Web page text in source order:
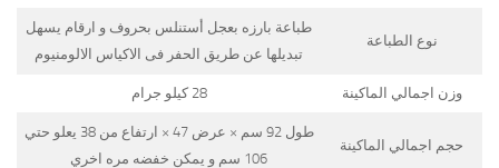
نوع الطباعة
طباعة بارزه بعجل أستنلس بحروف و ارقام يسهل
تبديلها عن طريق الحفر فى الاكياس الالومنيوم
وزن اجمالي الماكينة 28 كيلو جرام
حجم اجمالي الماكينة
طول 92 سم × عرض 47 × ارتفاع من 38 يعلو حتي
106 سم و يمكن خفضه مره اخري